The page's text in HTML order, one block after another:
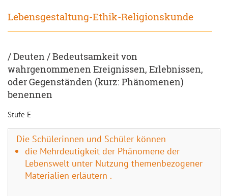
Lebensgestaltung-Ethik-Religionskunde
/ Deuten / Bedeutsamkeit von
wahrgenommenen Ereignissen, Erlebnissen,
oder Gegenständen (kurz: Phänomenen)
benennen
Stufe E
Die Schülerinnen und Schüler können
die Mehrdeutigkeit der Phänomene der
Lebenswelt unter Nutzung themenbezogener
Materialien erläutern .